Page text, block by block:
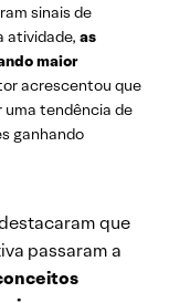
sinais de
atividade, as
maior
acrescentou que
uma tendência de
ganhando
que
passaram a